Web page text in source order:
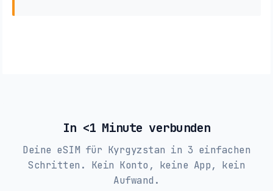
In <1 Minute verbunden
Deine eSIM für Kyrgyzstan in 3 einfachen
Schritten. Kein Konto, keine App, kein
Aufwand.